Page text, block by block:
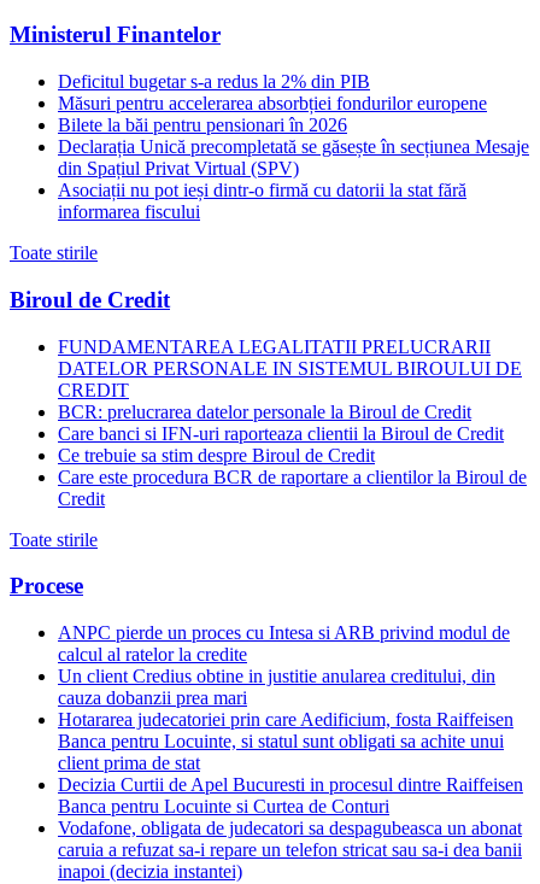
Ministerul Finantelor
Deficitul bugetar s-a redus la 2% din PIB
Măsuri pentru accelerarea absorbției fondurilor europene
Bilete la băi pentru pensionari în 2026
Declarația Unică precompletată se găsește în secțiunea Mesaje
din Spațiul Privat Virtual (SPV)
Asociații nu pot ieși dintr-o firmă cu datorii la stat fără
informarea fiscului
Toate stirile
Biroul de Credit
FUNDAMENTAREA LEGALITATII PRELUCRARII
DATELOR PERSONALE IN SISTEMUL BIROULUI DE
CREDIT
BCR: prelucrarea datelor personale la Biroul de Credit
Care banci si IFN-uri raporteaza clientii la Biroul de Credit
Ce trebuie sa stim despre Biroul de Credit
Care este procedura BCR de raportare a clientilor la Biroul de
Credit
Toate stirile
Procese
ANPC pierde un proces cu Intesa si ARB privind modul de
calcul al ratelor la credite
Un client Credius obtine in justitie anularea creditului, din
cauza dobanzii prea mari
Hotararea judecatoriei prin care Aedificium, fosta Raiffeisen
Banca pentru Locuinte, si statul sunt obligati sa achite unui
client prima de stat
Decizia Curtii de Apel Bucuresti in procesul dintre Raiffeisen
Banca pentru Locuinte si Curtea de Conturi
Vodafone, obligata de judecatori sa despagubeasca un abonat
caruia a refuzat sa-i repare un telefon stricat sau sa-i dea banii
inapoi (decizia instantei)